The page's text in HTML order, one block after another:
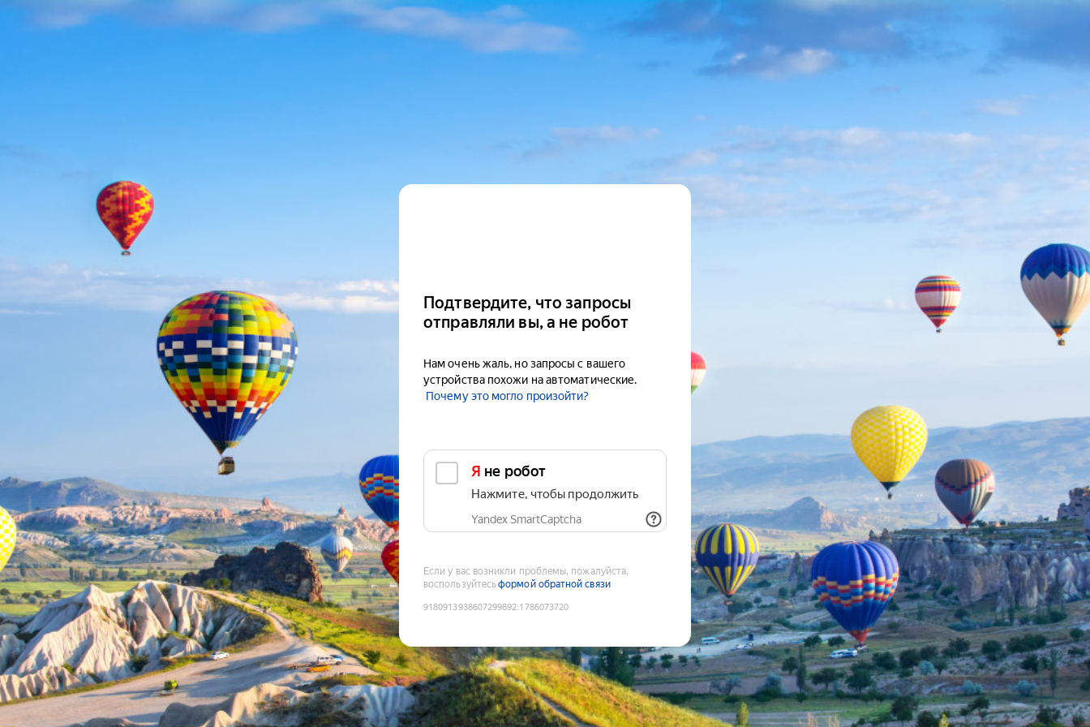
Подтвердите, что запросы
отправляли вы, а не робот
Нам очень жаль, но запросы с вашего
устройства похожи на автоматические.
Почему это могло произойти?
Я не робот
Нажмите, чтобы продолжить
Yandex SmartCaptcha
Если у вас возникли проблемы, пожалуйста,
воспользуйтесьформой обратной связи
9180913938607299892:1786073720